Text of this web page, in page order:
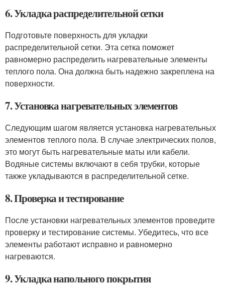
6. Укладка распределительной сетки
Подготовьте поверхность для укладки
распределительной сетки. Эта сетка поможет
равномерно распределить нагревательные элементы
теплого пола. Она должна быть надежно закреплена на
поверхности.
7. Установка нагревательных элементов
Следующим шагом является установка нагревательных
элементов теплого пола. В случае электрических полов,
это могут быть нагревательные маты или кабели.
Водяные системы включают в себя трубки, которые
также укладываются в распределительной сетке.
8. Проверка и тестирование
После установки нагревательных элементов проведите
проверку и тестирование системы. Убедитесь, что все
элементы работают исправно и равномерно
нагреваются.
9. Укладка напольного покрытия